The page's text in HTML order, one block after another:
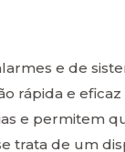
e de
rápida e
e permitem
trata de um